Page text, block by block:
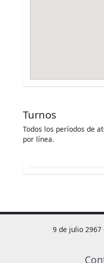
Turnos
Todos los períodos de
por línea.
9 de julio 2967